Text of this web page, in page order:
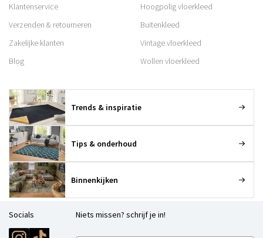
Klantenservice
Verzenden & retourneren
Zakelijke klanten
Blog
Hoogpolig vloerkleed
Buitenkleed
Vintage vloerkleed
Wollen vloerkleed
Trends & inspiratie
Tips & onderhoud
Binnenkijken
Socials Niets missen? schrijf je in!